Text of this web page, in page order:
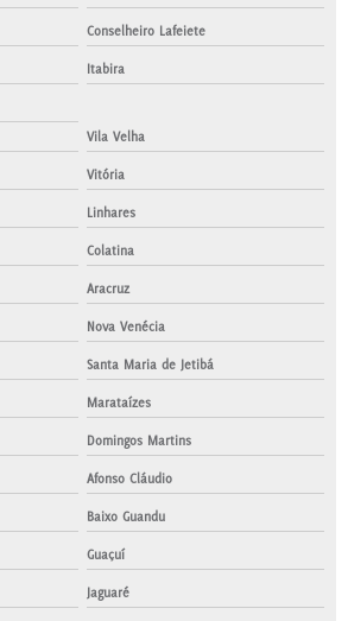
Conselheiro Lafeiete
Itabira
Vila Velha
Vitória
Linhares
Colatina
Aracruz
Nova Venécia
Santa Maria de Jetibá
Marataízes
Domingos Martins
Afonso Cláudio
Baixo Guandu
Guaçuí
Jaguaré